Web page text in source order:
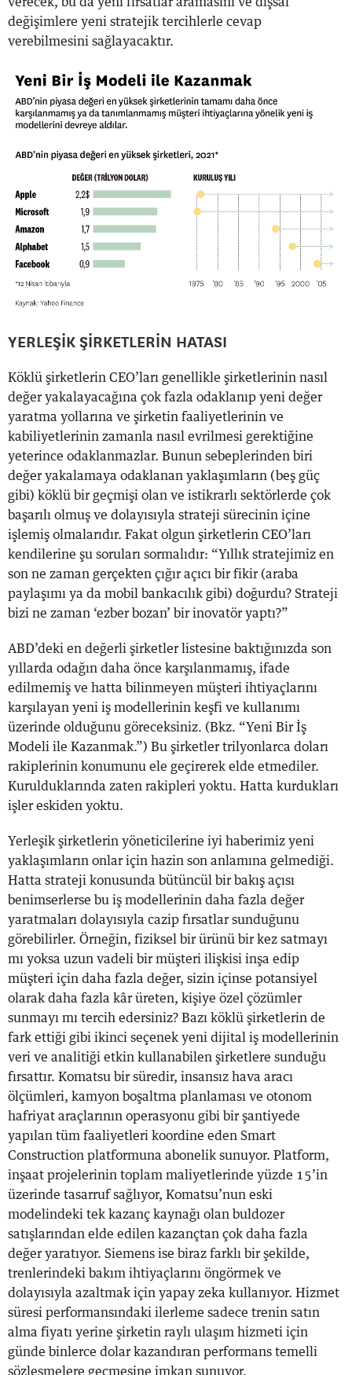
değişimlere yeni stratejik tercihlerle cevap
verebilmesini sağlayacaktır.
YERLEŞİK ŞİRKETLERİN HATASI
Köklü şirketlerin CEO’ları genellikle şirketlerinin nasıl
değer yakalayacağına çok fazla odaklanıp yeni değer
yaratma yollarına ve şirketin faaliyetlerinin ve
kabiliyetlerinin zamanla nasıl evrilmesi gerektiğine
yeterince odaklanmazlar. Bunun sebeplerinden biri
değer yakalamaya odaklanan yaklaşımların (beş güç
gibi) köklü bir geçmişi olan ve istikrarlı sektörlerde çok
başarılı olmuş ve dolayısıyla strateji sürecinin içine
işlemiş olmalarıdır. Fakat olgun şirketlerin CEO’ları
kendilerine şu soruları sormalıdır: “Yıllık stratejimiz en
son ne zaman gerçekten çığır açıcı bir fikir (araba
paylaşımı ya da mobil bankacılık gibi) doğurdu? Strateji
bizi ne zaman ‘ezber bozan’ bir inovatör yaptı?”
ABD’deki en değerli şirketler listesine baktığınızda son
yıllarda odağın daha önce karşılanmamış, ifade
edilmemiş ve hatta bilinmeyen müşteri ihtiyaçlarını
karşılayan yeni iş modellerinin keşfi ve kullanımı
üzerinde olduğunu göreceksiniz. (Bkz. “Yeni Bir İş
Modeli ile Kazanmak.”) Bu şirketler trilyonlarca doları
rakiplerinin konumunu ele geçirerek elde etmediler.
Kurulduklarında zaten rakipleri yoktu. Hatta kurdukları
işler eskiden yoktu.
Yerleşik şirketlerin yöneticilerine iyi haberimiz yeni
yaklaşımların onlar için hazin son anlamına gelmediği.
Hatta strateji konusunda bütüncül bir bakış açısı
benimserlerse bu iş modellerinin daha fazla değer
yaratmaları dolayısıyla cazip fırsatlar sunduğunu
görebilirler. Örneğin, fiziksel bir ürünü bir kez satmayı
mı yoksa uzun vadeli bir müşteri ilişkisi inşa edip
müşteri için daha fazla değer, sizin içinse potansiyel
olarak daha fazla kâr üreten, kişiye özel çözümler
sunmayı mı tercih edersiniz? Bazı köklü şirketlerin de
fark ettiği gibi ikinci seçenek yeni dijital iş modellerinin
veri ve analitiği etkin kullanabilen şirketlere sunduğu
fırsattır. Komatsu bir süredir, insansız hava aracı
ölçümleri, kamyon boşaltma planlaması ve otonom
hafriyat araçlarının operasyonu gibi bir şantiyede
yapılan tüm faaliyetleri koordine eden Smart
Construction platformuna abonelik sunuyor. Platform,
inşaat projelerinin toplam maliyetlerinde yüzde 15’in
üzerinde tasarruf sağlıyor, Komatsu’nun eski
modelindeki tek kazanç kaynağı olan buldozer
satışlarından elde edilen kazançtan çok daha fazla
değer yaratıyor. Siemens ise biraz farklı bir şekilde,
trenlerindeki bakım ihtiyaçlarını öngörmek ve
dolayısıyla azaltmak için yapay zeka kullanıyor. Hizmet
süresi performansındaki ilerleme sadece trenin satın
alma fiyatı yerine şirketin raylı ulaşım hizmeti için
günde binlerce dolar kazandıran performans temelli
sözleşmelere geçmesine imkan sunuyor.